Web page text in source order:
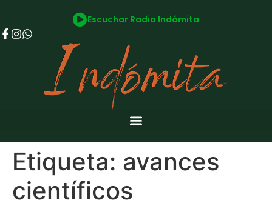
Escuchar Radio Indómita
Etiqueta: avances
científicos